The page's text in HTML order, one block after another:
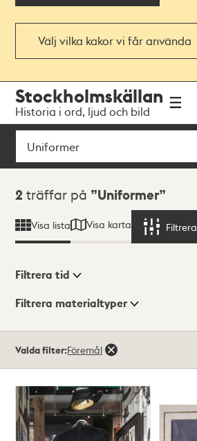
Välj vilka kakor vi får använda
navigationen
huvudinnehållet
Stockholmskällan
Historia i ord, ljud och bild
Sök
Sökresultat
2 träffar på Uniformer
Visa lista Visa karta Filtrera
Visningsläge
Filtrera tid
Filtrera materialtyper
träffar
Valda filter:Föremål